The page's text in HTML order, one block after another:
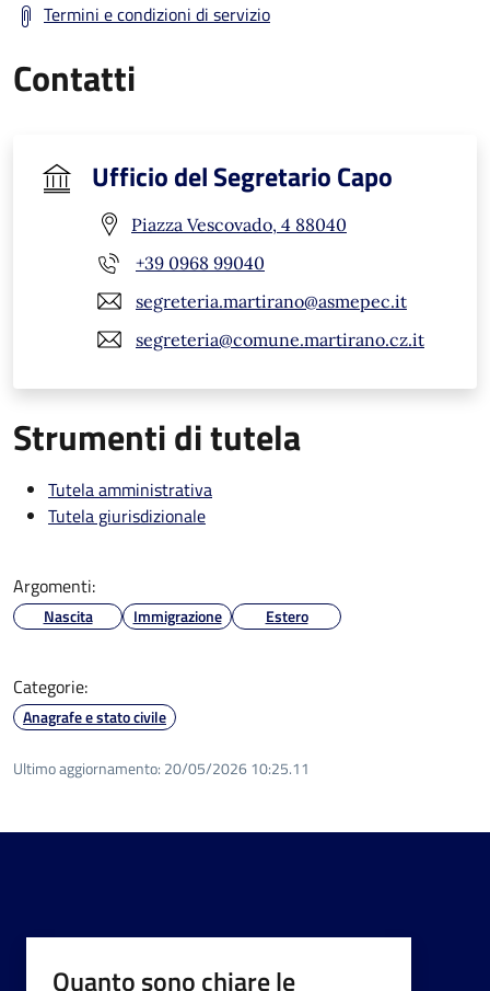
Termini e condizioni di servizio
Contatti
Ufficio del Segretario Capo
Piazza Vescovado, 4 88040
+39 0968 99040
segreteria.martirano@asmepec.it
segreteria@comune.martirano.cz.it
Strumenti di tutela
Tutela amministrativa
Tutela giurisdizionale
Argomenti:
Nascita Immigrazione Estero
Categorie:
Anagrafe e stato civile
Ultimo aggiornamento: 20/05/2026 10:25.11
Quanto sono chiare le